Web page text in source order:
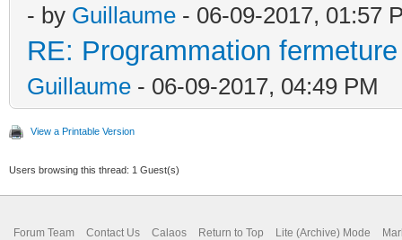
- by Guillaume - 06-09-2017, 01:57
RE: Programmation
Guillaume - 06-09-2017, 04:49 PM
View a Printable Version
Users browsing this thread: 1 Guest(s)
Forum Team Contact Us Calaos Return to Top Lite (Archive) Mode